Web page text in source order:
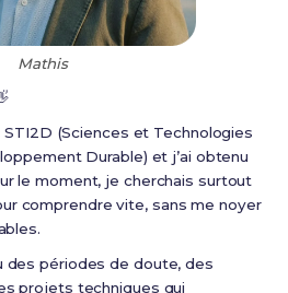
Mathis
STI2D (Sciences et Technologies
Durable) et j’ai obtenu
le moment, je cherchais surtout
comprendre vite, sans me noyer
des périodes de doute, des
projets techniques qui